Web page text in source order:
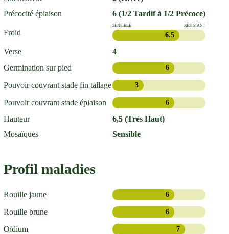
Précocité épiaison
6 (1/2 Tardif à 1/2 Précoce)
Froid
SENSIBLE RÉSISTANT
6.5
Verse
4
Germination sur pied
6
Pouvoir couvrant stade fin tallage 3
Pouvoir couvrant stade épiaison 6
Hauteur
6,5 (Très Haut)
Mosaïques
Sensible
Profil maladies
Rouille jaune 6
Rouille brune 6
Oïdium 7